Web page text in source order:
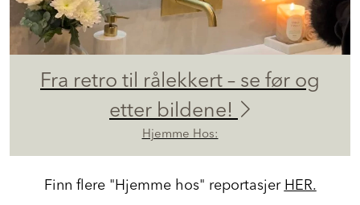
Fra retro til rålekkert – se før og
etter bildene!
Hjemme Hos:
Finn flere "Hjemme hos" reportasjer HER.